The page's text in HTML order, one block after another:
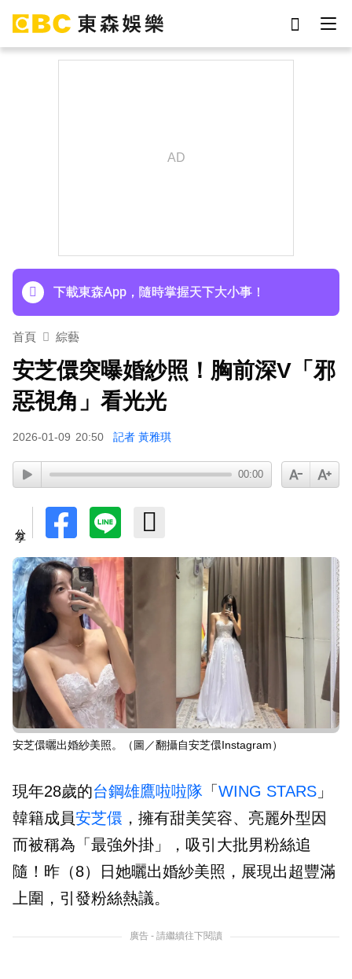
下載東森App，隨時掌握天下大小事！
首頁 綜藝
安芝儇突曝婚紗照！胸前深V「邪
惡視角」看光光
2026-01-09 20:50 記者 黃雅琪
00:00
安芝儇曬出婚紗美照。（圖／翻攝自安芝儇Instagram）
現年28歲的台鋼雄鷹啦啦隊 「 WING STARS 」
韓籍成員安芝儇 ，擁有甜美笑容、亮麗外型因
而被稱為「最強外掛」，吸引大批男粉絲追
隨！昨（8）日她曬出婚紗美照，展現出超豐滿
上圍，引發粉絲熱議。
廣告 - 請繼續往下閱讀